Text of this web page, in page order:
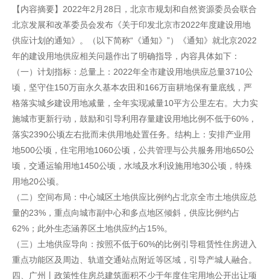
【内容摘要】2022年2月28日，北京市规划和自然资源委员会联合
北京发展和改革委员会发布《关于印发北京市2022年度建设用地
供应计划的通知》。（以下简称“《通知》”）《通知》就北京2022
年的建设用地供应相关问题作出了明确指导，内容具体如下：
（一）计划指标：总量上：2022年全市建设用地供应总量3710公
顷，坚守住150万亩永久基本农田和166万亩耕地保有量底线，严
格落实城乡建设用地减量，全年实现减量10平方公里左右。大力实
施城市更新行动，鼓励和引导利用存量建设用地比例不低于60%，
落实2390公顷左右批而未供用地处置任务。结构上：安排产业用
地500公顷，住宅用地1060公顷，公共管理与公共服务用地650公
顷，交通运输用地1450公顷，水域及水利设施用地30公顷，特殊
用地20公顷。
（二）空间布局：中心城区土地供应比例约占北京全市土地供应总
量的23%，重点向城市副中心和多点地区倾斜，供应比例约占
62%；此外生态涵养区土地供应约占15%。
（三）土地供应导向：按照不低于60%的比例引导租赁性住房进入
重点功能区及周边、轨道交通站点附近等区域，引导产城人融合。
四、广州丨政策性住房总建筑面积不少于年度住宅用地公开出让项